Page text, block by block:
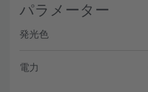
パラメーター
発光色
電力